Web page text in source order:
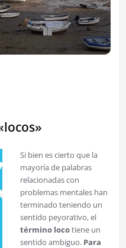
Si bien es cierto que la
mayoría de palabras
relacionadas con
problemas mentales han
terminado teniendo un
sentido peyorativo, el
término locotiene un
sentido ambiguo. Para